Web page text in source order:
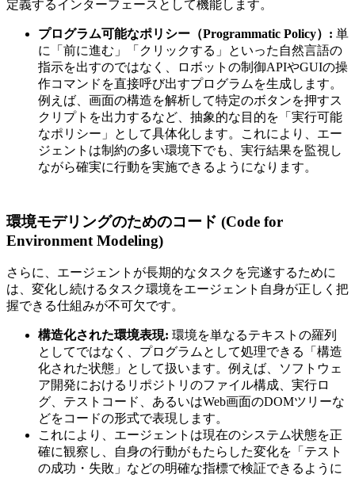
定義するインターフェースとして機能します。
プログラム可能なポリシー（Programmatic Policy）: 単
に「前に進む」「クリックする」といった自然言語の
指示を出すのではなく、ロボットの制御APIやGUIの操
作コマンドを直接呼び出すプログラムを生成します。
例えば、画面の構造を解析して特定のボタンを押すス
クリプトを出力するなど、抽象的な目的を「実行可能
なポリシー」として具体化します。これにより、エー
ジェントは制約の多い環境下でも、実行結果を監視し
ながら確実に行動を実施できるようになります。
環境モデリングのためのコード (Code for
Environment Modeling)
さらに、エージェントが長期的なタスクを完遂するために
は、変化し続けるタスク環境をエージェント自身が正しく把
握できる仕組みが不可欠です。
構造化された環境表現: 環境を単なるテキストの羅列
としてではなく、プログラムとして処理できる「構造
化された状態」として扱います。例えば、ソフトウェ
ア開発におけるリポジトリのファイル構成、実行ロ
グ、テストコード、あるいはWeb画面のDOMツリーな
どをコードの形式で表現します。
これにより、エージェントは現在のシステム状態を正
確に観察し、自身の行動がもたらした変化を「テスト
の成功・失敗」などの明確な指標で検証できるように